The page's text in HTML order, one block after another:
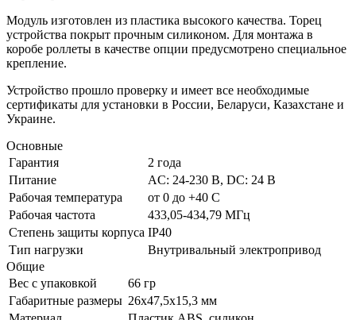
Модуль изготовлен из пластика высокого качества. Торец
устройства покрыт прочным силиконом. Для монтажа в
коробе роллеты в качестве опции предусмотрено специальное
крепление.
Устройство прошло проверку и имеет все необходимые
сертификаты для установки в России, Беларуси, Казахстане и
Украине.
Основные
Гарантия
2 года
Питание
AC: 24-230 В, DC: 24 В
Рабочая температура
от 0 до +40 С
Рабочая частота
433,05-434,79 МГц
Степень защиты корпуса IP40
Тип нагрузки
Внутривальный электропривод
Общие
Вес с упаковкой
66 гр
Габаритные размеры 26х47,5x15,3 мм